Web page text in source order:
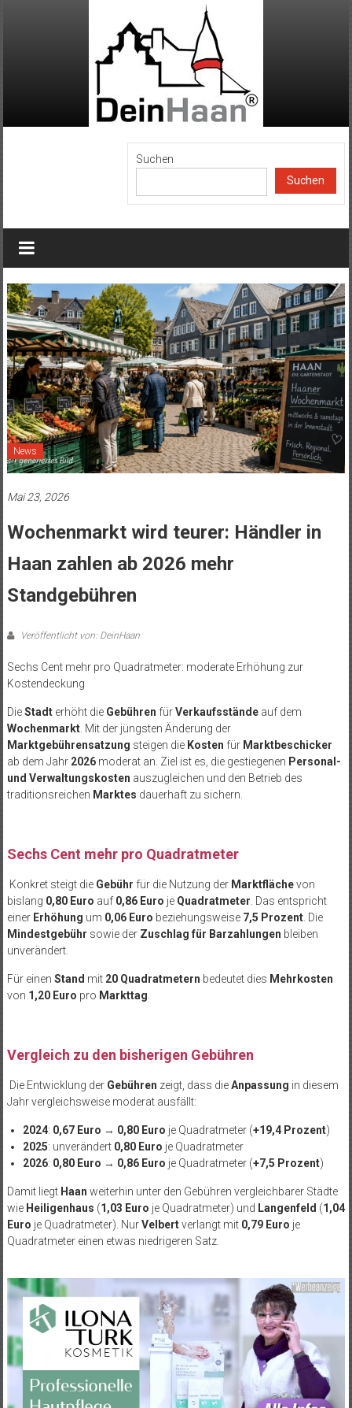
Suchen
Suchen
News
Mai 23, 2026
Wochenmarkt wird teurer: Händler in
Haan zahlen ab 2026 mehr
Standgebühren
Veröffentlicht von: DeinHaan
Sechs Cent mehr pro Quadratmeter: moderate Erhöhung zur
Kostendeckung
DieStadterhöht die Gebühren fürVerkaufsständeauf dem
Wochenmarkt. Mit der jüngsten Änderung der
Marktgebührensatzung steigen die Kosten für Marktbeschicker
ab dem Jahr 2026moderat an. Ziel ist es, die gestiegenen Personal-
und Verwaltungskosten auszugleichen und den Betrieb des
traditionsreichen Marktes dauerhaft zu sichern.
Sechs Cent mehr pro Quadratmeter
Konkret steigt die Gebühr für die Nutzung der Marktflächevon
bislang 0,80 Euro auf 0,86 Euro je Quadratmeter . Das entspricht
einer Erhöhung um 0,06 Euro beziehungsweise 7,5 Prozent. Die
Mindestgebühr sowie der Zuschlag für Barzahlungen bleiben
unverändert.
Für einen Stand mit 20 Quadratmetern bedeutet dies Mehrkosten
von 1,20 Euro pro Markttag
Vergleich zu den bisherigen Gebühren
Die Entwicklung der Gebühren zeigt, dass dieAnpassung in diesem
Jahr vergleichsweise moderat ausfällt:
2024: 0,67 Euro → 0,80 Euro je Quadratmeter (+19,4 Prozent)
2025: unverändert 0,80 Euro je Quadratmeter
2026: 0,80 Euro → 0,86 Euro je Quadratmeter (+7,5 Prozent)
Damit liegt Haan weiterhin unter den Gebühren vergleichbarer Städte
wie Heiligenhaus (1,03 Euro je Quadratmeter) und Langenfeld (1,04
Euro je Quadratmeter). NurVelbertverlangt mit 0,79 Euro je
Quadratmeter einen etwas niedrigeren Satz.